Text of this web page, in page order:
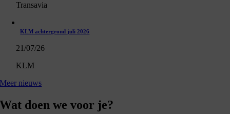
Transavia
KLM achtergrond juli 2026
21/07/26
KLM
Meer nieuws
Wat doen we voor je?